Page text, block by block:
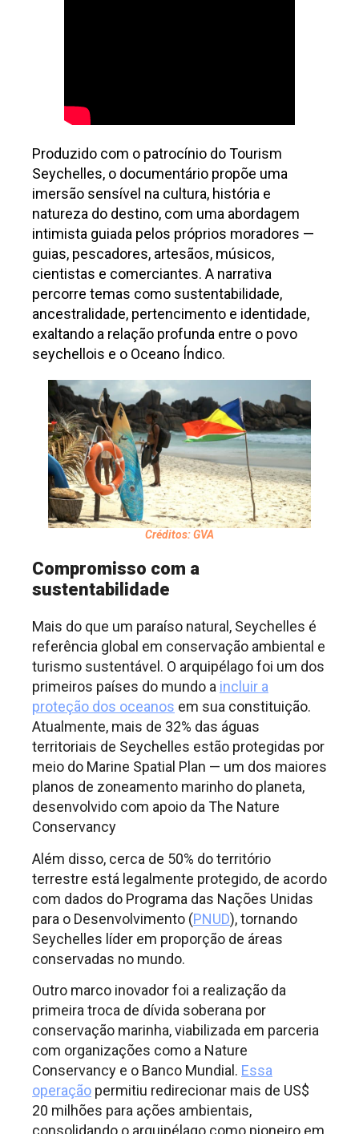
Produzido com o patrocínio do Tourism
Seychelles, o documentário propõe uma
imersão sensível na cultura, história e
natureza do destino, com uma abordagem
intimista guiada pelos próprios moradores —
guias, pescadores, artesãos, músicos,
cientistas e comerciantes. A narrativa
percorre temas como sustentabilidade,
ancestralidade, pertencimento e identidade,
exaltando a relação profunda entre o povo
seychellois e o Oceano Índico.
Créditos: GVA
Compromisso com a
sustentabilidade
Mais do que um paraíso natural, Seychelles é
referência global em conservação ambiental e
turismo sustentável. O arquipélago foi um dos
primeiros países do mundo a incluir a
proteção dos oceanos em sua constituição.
Atualmente, mais de 32% das águas
territoriais de Seychelles estão protegidas por
meio do Marine Spatial Plan — um dos maiores
planos de zoneamento marinho do planeta,
desenvolvido com apoio da The Nature
Conservancy
Além disso, cerca de 50% do território
terrestre está legalmente protegido, de acordo
com dados do Programa das Nações Unidas
para o Desenvolvimento (PNUD), tornando
Seychelles líder em proporção de áreas
conservadas no mundo.
Outro marco inovador foi a realização da
primeira troca de dívida soberana por
conservação marinha, viabilizada em parceria
com organizações como a Nature
Conservancy e o Banco Mundial. Essa
operação permitiu redirecionar mais de US$
20 milhões para ações ambientais,
consolidando o arquipélago como pioneiro em